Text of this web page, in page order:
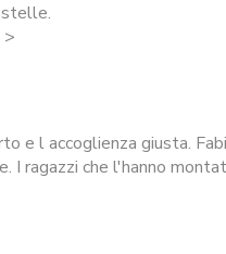
stelle.
e l accoglienza giusta.
I ragazzi che l'hanno